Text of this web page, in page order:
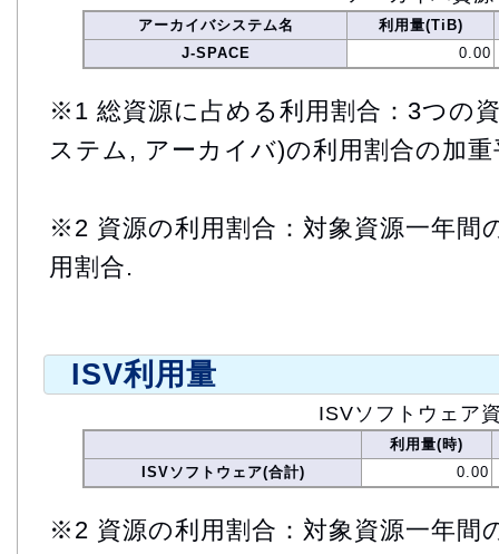
アーカイバシステム名
利用量(TiB)
J-SPACE
0.00
※1 総資源に占める利用割合：3つの
ステム, アーカイバ)の利用割合の加重
※2 資源の利用割合：対象資源一年間
用割合.
ISV利用量
ISVソフトウェア
利用量(時)
ISVソフトウェア(合計)
0.00
※2 資源の利用割合：対象資源一年間